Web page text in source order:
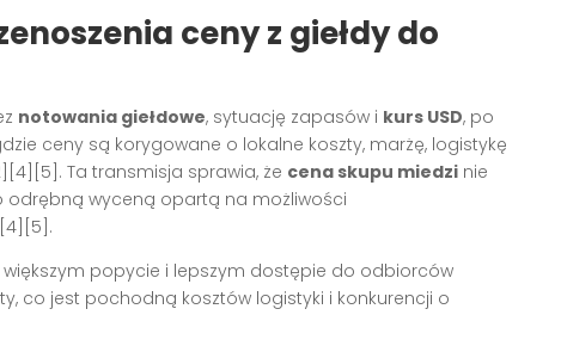
ceny z giełdy do
notowania giełdowe, sytuację zapasów i kurs USD, po
ceny są korygowane o lokalne koszty, marżę, logistykę
Ta transmisja sprawia, że cena skupu miedzi nie
odrębną wyceną opartą na możliwości
popycie i lepszym dostępie do odbiorców
co jest pochodną kosztów logistyki i konkurencji o